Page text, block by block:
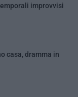
improvvisi
casa, dramma in